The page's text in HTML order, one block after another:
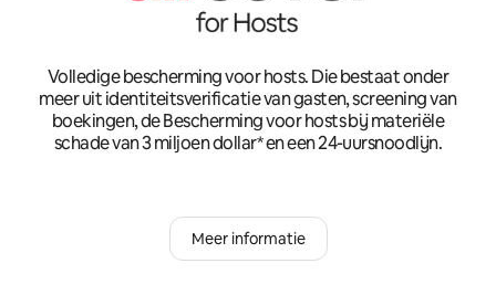
Volledige bescherming voor hosts. Die bestaat onder
meer uit identiteitsverificatie van gasten, screening van
boekingen, de Bescherming voor hosts bij materiële
schade van 3 miljoen dollar* en een 24-uursnoodlijn.
Meer informatie